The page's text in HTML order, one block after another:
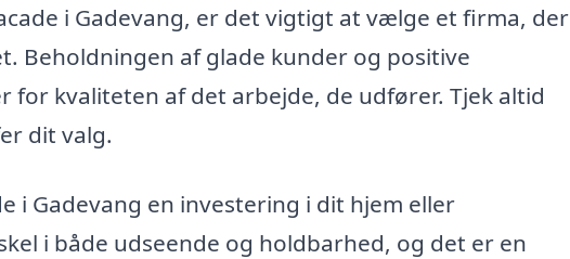
i Gadevang, er det vigtigt at vælge et firma, der
Beholdningen af glade kunder og positive
kvaliteten af det arbejde, de udfører. Tjek altid
dit valg.
i Gadevang en investering i dit hjem eller
i både udseende og holdbarhed, og det er en